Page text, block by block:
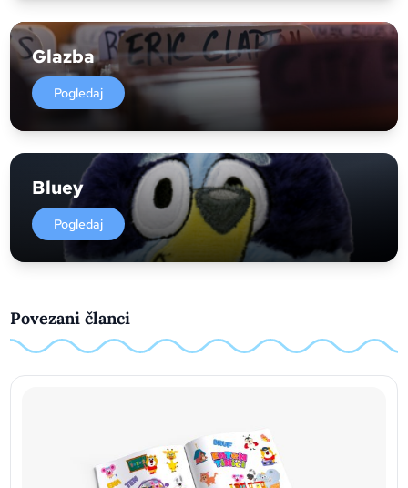
Glazba
Pogledaj
Bluey
Pogledaj
Povezani članci